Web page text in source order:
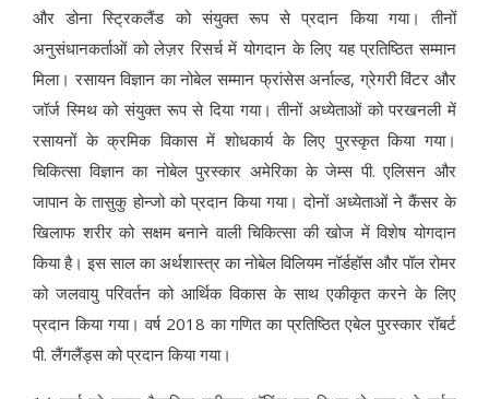
और डोना स्ट्रिकलैंड को संयुक्त रूप से प्रदान किया गया। तीनों
अनुसंधानकर्ताओं को लेज़र रिसर्च में योगदान के लिए यह प्रतिष्ठित सम्मान
मिला। रसायन विज्ञान का नोबेल सम्मान फ्रांसेस अर्नाल्ड, ग्रेगरी विंटर और
जॉर्ज स्मिथ को संयुक्त रूप से दिया गया। तीनों अध्येताओं को परखनली में
रसायनों के क्रमिक विकास में शोधकार्य के लिए पुरस्कृत किया गया।
चिकित्सा विज्ञान का नोबेल पुरस्कार अमेरिका के जेम्स पी. एलिसन और
जापान के तासुकु होन्जो को प्रदान किया गया। दोनों अध्येताओं ने कैंसर के
खिलाफ शरीर को सक्षम बनाने वाली चिकित्सा की खोज में विशेष योगदान
किया है। इस साल का अर्थशास्त्र का नोबेल विलियम नॉर्डहॉस और पॉल रोमर
को जलवायु परिवर्तन को आर्थिक विकास के साथ एकीकृत करने के लिए
प्रदान किया गया। वर्ष 2018 का गणित का प्रतिष्ठित एबेल पुरस्कार रॉबर्ट
पी. लैंगलैंड्स को प्रदान किया गया।